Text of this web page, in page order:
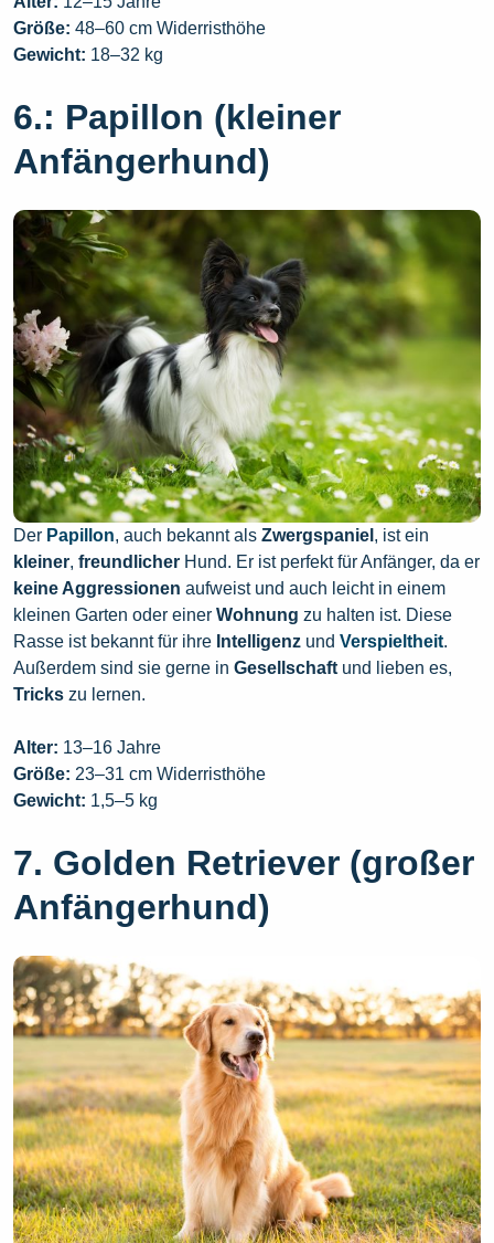
Größe: 48–60 cm Widerristhöhe
Gewicht: 18–32 kg
6.: Papillon (kleiner
Anfängerhund)
Der Papillon, auch bekannt als Zwergspaniel , ist ein
kleiner, freundlicher Hund. Er ist perfekt für Anfänger, da er
keine Aggressionen aufweist und auch leicht in einem
kleinen Garten oder einer Wohnung zu halten ist. Diese
Rasse ist bekannt für ihre Intelligenz und Verspieltheit.
Außerdem sind sie gerne in Gesellschaft und lieben es,
Tricks zu lernen.
Alter: 13–16 Jahre
Größe: 23–31 cm Widerristhöhe
Gewicht: 1,5–5 kg
7. Golden Retriever (großer
Anfängerhund)